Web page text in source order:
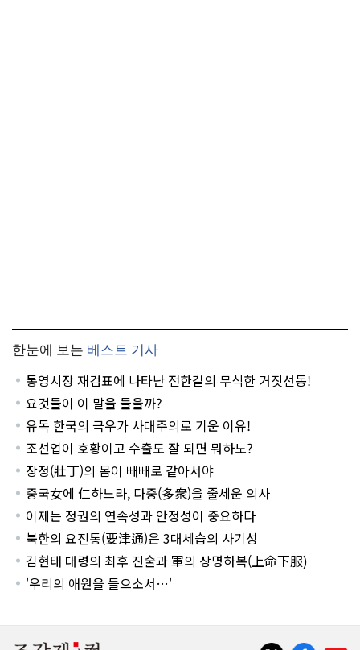
한눈에 보는 베스트 기사
통영시장 재검표에 나타난 전한길의 무식한 거짓선동!
요것들이 이 말을 들을까?
유독 한국의 극우가 사대주의로 기운 이유!
조선업이 호황이고 수출도 잘 되면 뭐하노?
장정(壯丁)의 몸이 빼빼로 같아서야
중국女에 仁하느라, 다중(多衆)을 줄세운 의사
이제는 정권의 연속성과 안정성이 중요하다
북한의 요진통(要津通)은 3대세습의 사기성
김현태 대령의 최후 진술과 軍의 상명하복(上命下服)
'우리의 애원을 들으소서…'